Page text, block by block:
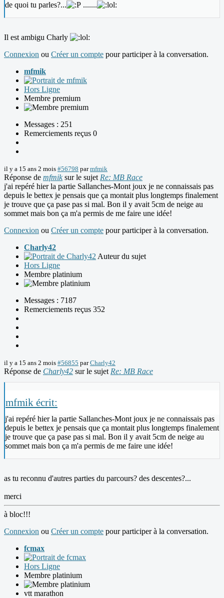
de quoi tu parles?... .......
Il est ambigu Charly
Connexion ou Créer un compte pour participer à la conversation.
mfmik
Hors Ligne
Membre premium
Messages : 251
Remerciements reçus 0
il y a 15 ans 2 mois #56798 parmfmik
Réponse de mfmiksur le sujet Re: MB Race
j'ai repéré hier la partie Sallanches-Mont joux je ne connaissais pas
depuis le bettex je pensais que ça montait plus longtemps finalement
je trouve que ça pase pas si mal. Bon il y avait 5cm de neige au
sommet mais bon ça m'a permis de me faire une idée!
Connexion ou Créer un compte pour participer à la conversation.
Charly42
Auteur du sujet
Hors Ligne
Membre platinium
Messages : 7187
Remerciements reçus 352
il y a 15 ans 2 mois #56855 parCharly42
Réponse de Charly42 sur le sujet Re: MB Race
mfmik écrit:
j'ai repéré hier la partie Sallanches-Mont joux je ne connaissais pas
depuis le bettex je pensais que ça montait plus longtemps finalement
je trouve que ça pase pas si mal. Bon il y avait 5cm de neige au
sommet mais bon ça m'a permis de me faire une idée!
as tu reconnu d'autres parties du parcours? des descentes?...
merci
à bloc!!!
Connexion ou Créer un compte pour participer à la conversation.
fcmax
Hors Ligne
Membre platinium
vtt marathon